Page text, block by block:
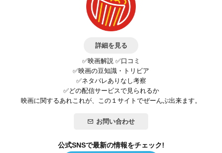
詳細を見る
✅映画解説 ✅口コミ
✅映画の豆知識・トリビア
✅ネタバレありなし考察
✅どの配信サービスで見られるか
映画に関するあれこれが、この１サイトでぜーんぶ出来ます。
お問い合わせ
公式SNSで最新の情報をチェック!